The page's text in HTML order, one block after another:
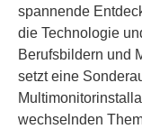
spannende
die Technologie
Berufsbildern und
setzt eine
wechselnden